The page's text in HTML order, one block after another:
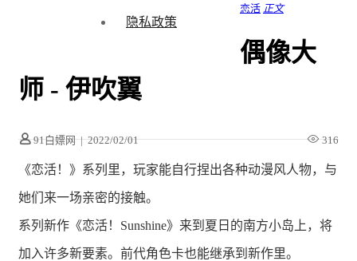
隐私政策
恋活 正文
偶像大
师 - 伊吹翼
91白嫖网 | 2022/02/01 316
《恋活！》系列里，玩家能自行捏出各种动漫风人物，与
她们来一场亲密的接触。
系列新作《恋活！Sunshine》来到夏日的南方小岛上，将
加入许多新要素。前代角色卡也能继承到新作里。